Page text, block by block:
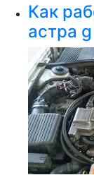
Как
астра g